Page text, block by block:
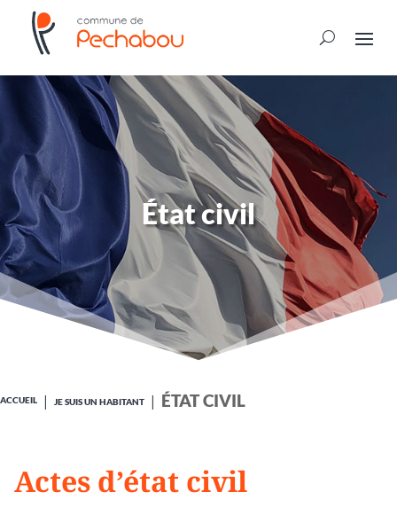
État civil
ACCUEIL JE SUIS UN HABITANT ÉTAT CIVIL
Actes d’état civil